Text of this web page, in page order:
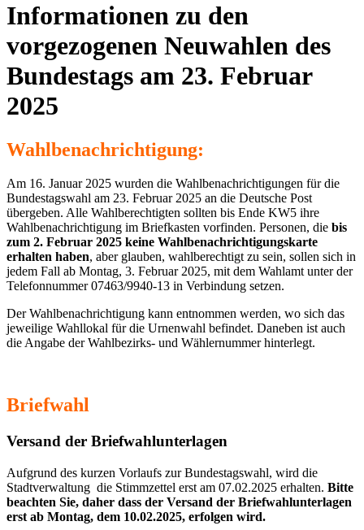
Informationen zu den
vorgezogenen Neuwahlen des
Bundestags am 23. Februar
2025
Wahlbenachrichtigung:
Am 16. Januar 2025 wurden die Wahlbenachrichtigungen für die
Bundestagswahl am 23. Februar 2025 an die Deutsche Post
übergeben. Alle Wahlberechtigten sollten bis Ende KW5 ihre
Wahlbenachrichtigung im Briefkasten vorfinden. Personen, die bis
zum 2. Februar 2025 keine Wahlbenachrichtigungskarte
erhalten haben, aber glauben, wahlberechtigt zu sein, sollen sich in
jedem Fall ab Montag, 3. Februar 2025, mit dem Wahlamt unter der
Telefonnummer 07463/9940-13 in Verbindung setzen.
Der Wahlbenachrichtigung kann entnommen werden, wo sich das
jeweilige Wahllokal für die Urnenwahl befindet. Daneben ist auch
die Angabe der Wahlbezirks- und Wählernummer hinterlegt.
Briefwahl
Versand der Briefwahlunterlagen
Aufgrund des kurzen Vorlaufs zur Bundestagswahl, wird die
Stadtverwaltung die Stimmzettel erst am 07.02.2025 erhalten. Bitte
beachten Sie, daher dass der Versand der Briefwahlunterlagen
erst ab Montag, dem 10.02.2025, erfolgen wird.